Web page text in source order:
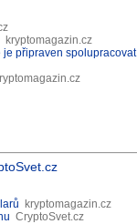
kryptomagazin.cz
je připraven spolupracovat
kryptomagazin.cz
CryptoSvet.cz